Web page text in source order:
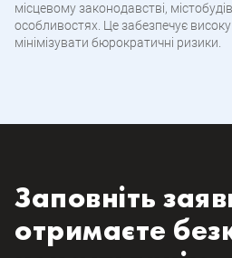
місцевому законодавстві,
особливостях. Це забезпечує
мінімізувати бюрократичні ризики.
Заповніть
отримаєте